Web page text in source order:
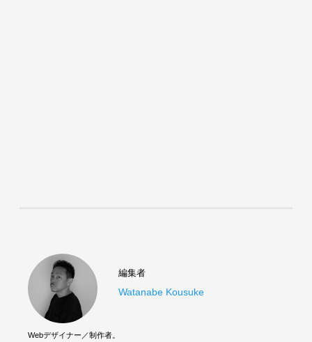
編集者
Watanabe Kousuke
Webデザイナー／制作者。